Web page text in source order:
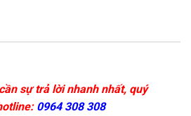
sự trả lời nhanh nhất, quý
0964 308 308